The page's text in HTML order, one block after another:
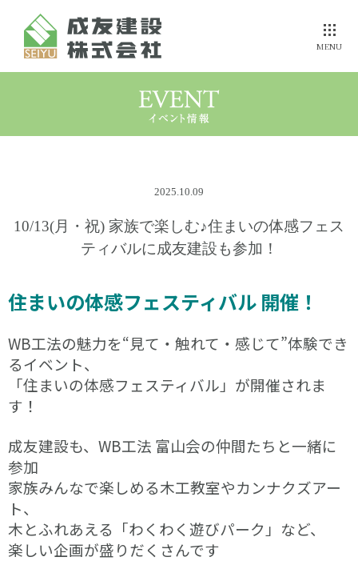
MENU
誰よりも
健康にこだわる方へ
成友の家事例集
リフォーム
2025.10.09
10/13(月・祝) 家族で楽しむ♪住まいの体感フェス
ティバルに成友建設も参加！
住まいの体感フェスティバル 開催！
WB工法の魅力を“見て・触れて・感じて”体験でき
るイベント、
「住まいの体感フェスティバル」が開催されま
す！
成友建設も、WB工法 富山会の仲間たちと一緒に
参加
家族みんなで楽しめる木工教室やカンナクズアー
ト、
木とふれあえる「わくわく遊びパーク」 など、
楽しい企画が盛りだくさんです